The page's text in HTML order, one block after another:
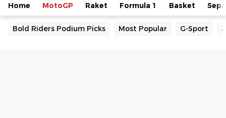
Home MotoGP Raket Formula 1 Basket
Bold Riders Podium Picks Most Popular G-Sport